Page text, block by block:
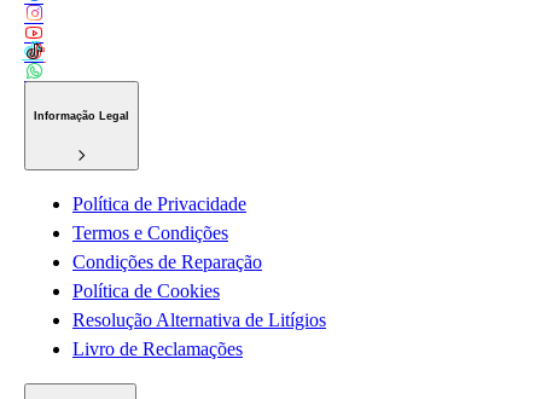
Informação Legal
Política de Privacidade
Termos e Condições
Condições de Reparação
Política de Cookies
Resolução Alternativa de Litígios
Livro de Reclamações